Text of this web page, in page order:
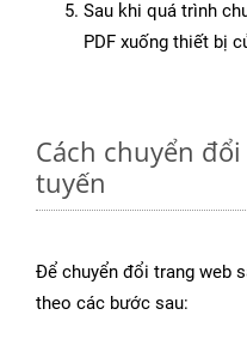
Sau khi quá trình
PDF xuống thiết bị
Cách chuyển đổi
tuyến
Để chuyển đổi trang web
theo các bước sau: